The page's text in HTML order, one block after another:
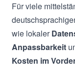
Für viele
wie lokaler
Anpassbarkeit
Kosten im